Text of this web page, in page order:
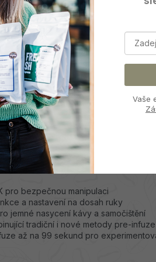
kávovary, což garantuje stejnou
dokonalé espresso
pro extrakci na míru
každého espressa
systému
režim pro bezproblémovou
přesnou přípravu i estetický zážitek
kávovarů pro maximální výkon
pre-infuzí, inspirované
pro bezpečnou manipulaci
a nastavení na dosah ruky
jemné nasycení kávy a samočištění
tradiční i nové metody pre-infuze
až na 99 sekund pro
Vaše